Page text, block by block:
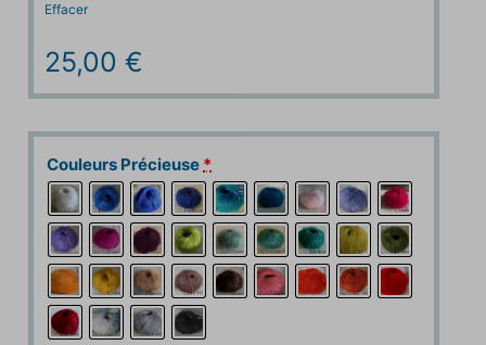
Effacer
25,00€
Couleurs Précieuse *